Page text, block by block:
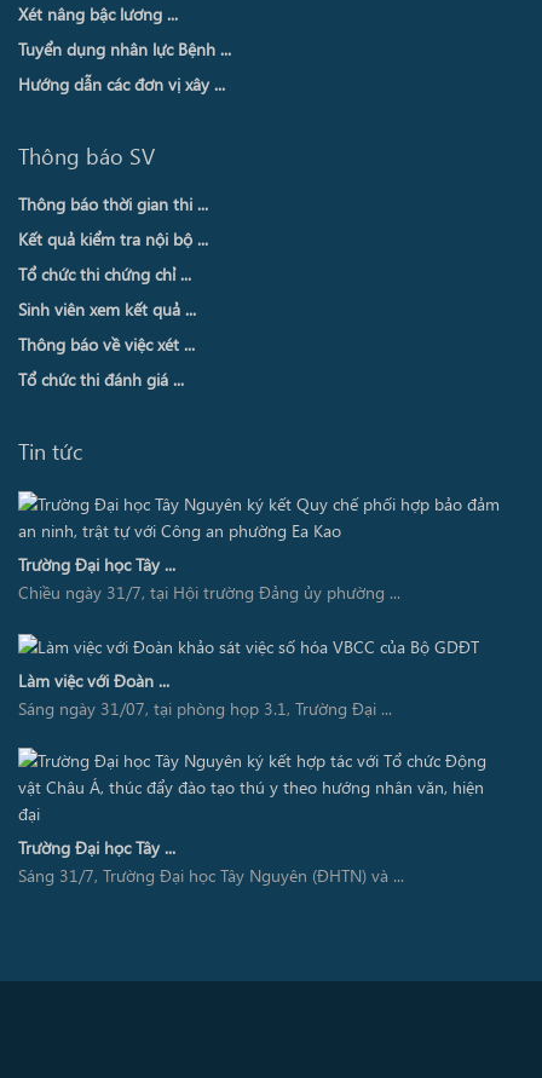
Xét nâng bậc lương ...
Tuyển dụng nhân lực Bệnh ...
Hướng dẫn các đơn vị xây ...
Thông báo SV
Thông báo thời gian thi ...
Kết quả kiểm tra nội bộ ...
Tổ chức thi chứng chỉ ...
Sinh viên xem kết quả ...
Thông báo về việc xét ...
Tổ chức thi đánh giá ...
Tin tức
Trường Đại học Tây ...
Chiều ngày 31/7, tại Hội trường Đảng ủy phường ...
Làm việc với Đoàn ...
Sáng ngày 31/07, tại phòng họp 3.1, Trường Đại ...
Trường Đại học Tây ...
Sáng 31/7, Trường Đại học Tây Nguyên (ĐHTN) và ...